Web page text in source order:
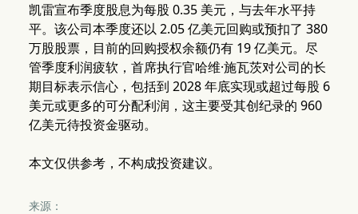
凯雷宣布季度股息为每股 0.35 美元，与去年水平持
平。该公司本季度还以 2.05 亿美元回购或预扣了 380
万股股票，目前的回购授权余额仍有 19 亿美元。尽
管季度利润疲软，首席执行官哈维·施瓦茨对公司的长
期目标表示信心，包括到 2028 年底实现或超过每股 6
美元或更多的可分配利润，这主要受其创纪录的 960
亿美元待投资金驱动。
本文仅供参考，不构成投资建议。
来源：